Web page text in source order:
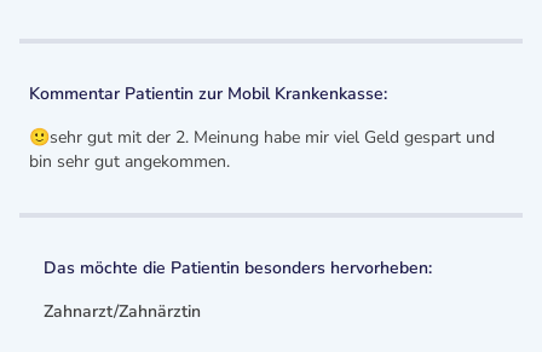
Kommentar Patientin zur Mobil Krankenkasse:
🙂sehr gut mit der 2. Meinung habe mir viel Geld gespart und
bin sehr gut angekommen.
Das möchte die Patientin besonders hervorheben:
Zahnarzt/Zahnärztin